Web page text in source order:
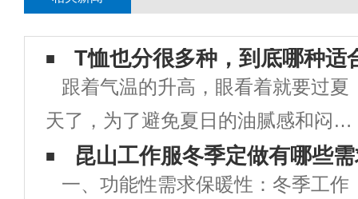
T恤也分很多种，到底哪种适
跟着气温的升高，眼看着就要过夏
天了，为了避免夏日的油腻感和闷
热，清凉个性的T恤衫天然是少不了
的。 街头穿的T恤衫已经烂大街
昆山工作服冬季定做有哪些
一、功能性需求保暖性：冬季工作